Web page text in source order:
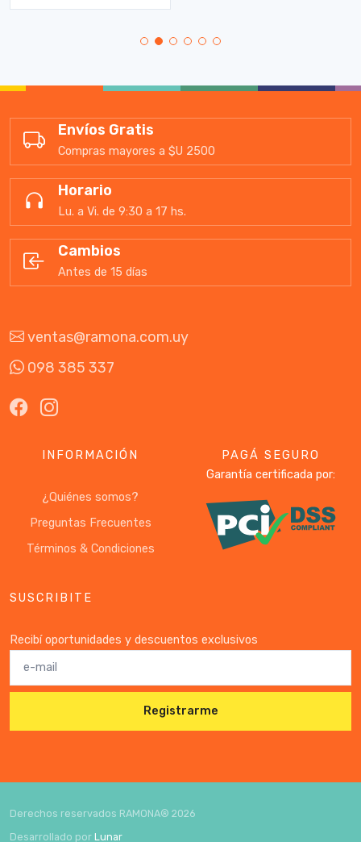
Envíos Gratis
Compras mayores a $U 2500
Horario
Lu. a Vi. de 9:30 a 17 hs.
Cambios
Antes de 15 días
ventas@ramona.com.uy
098 385 337
INFORMACIÓN
¿Quiénes somos?
Preguntas Frecuentes
Términos & Condiciones
PAGÁ SEGURO
Garantía certificada por:
SUSCRIBITE
Recibí oportunidades y descuentos exclusivos
Registrarme
Derechos reservados RAMONA® 2026
Desarrollado por Lunar